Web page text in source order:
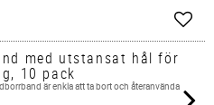
med utstansat hål för
10 pack
är enkla att ta bort och återanvända